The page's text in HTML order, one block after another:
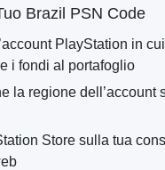
del PlayStation
per pagamenti
Digitale Veloce
il portafoglio PlayStation
ordini digitali viene
e inviata direttamente
Brazil PSN Code
PlayStation in
i fondi al portafoglio
la regione dell’account
Store sulla tua